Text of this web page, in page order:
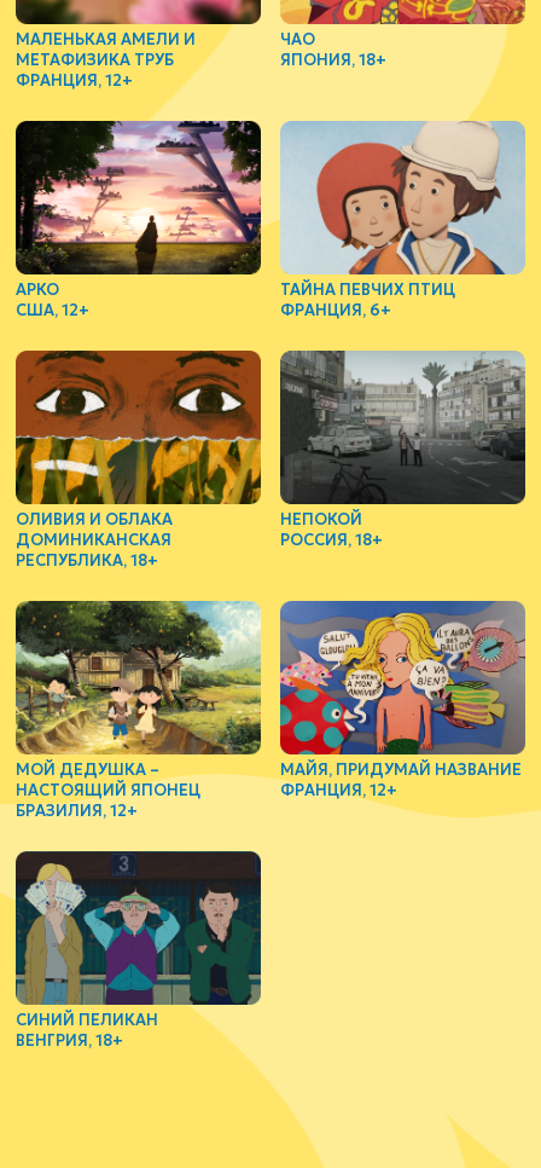
МАЛЕНЬКАЯ АМЕЛИ И
МЕТАФИЗИКА ТРУБ
ФРАНЦИЯ, 12+
ЧАО
ЯПОНИЯ, 18+
АРКО
США, 12+
ТАЙНА ПЕВЧИХ ПТИЦ
ФРАНЦИЯ, 6+
ОЛИВИЯ И ОБЛАКА
ДОМИНИКАНСКАЯ
РЕСПУБЛИКА, 18+
НЕПОКОЙ
РОССИЯ, 18+
МОЙ ДЕДУШКА –
НАСТОЯЩИЙ ЯПОНЕЦ
БРАЗИЛИЯ, 12+
МАЙЯ, ПРИДУМАЙ НАЗВАНИЕ
ФРАНЦИЯ, 12+
СИНИЙ ПЕЛИКАН
ВЕНГРИЯ, 18+